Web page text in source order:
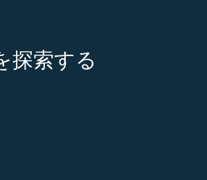
探索する